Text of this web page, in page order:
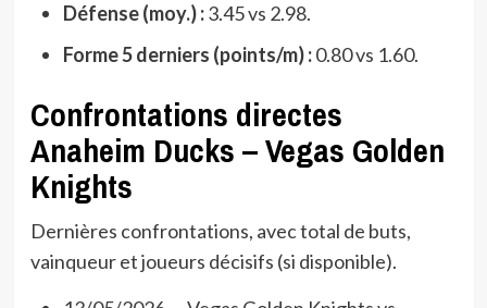
Défense (moy.) :3.45 vs 2.98.
Forme 5 derniers (points/m) :0.80 vs 1.60.
Confrontations directes
Anaheim Ducks – Vegas Golden
Knights
Dernières confrontations, avec total de buts,
vainqueur et joueurs décisifs (si disponible).